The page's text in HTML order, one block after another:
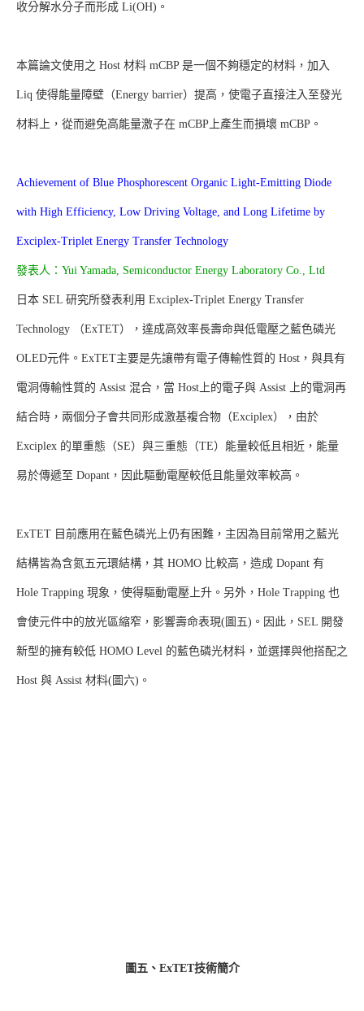
收分解水分子而形成 Li(OH)。
本篇論文使用之 Host 材料 mCBP 是一個不夠穩定的材料，加入
Liq 使得能量障壁（Energy barrier）提高，使電子直接注入至發光
材料上，從而避免高能量激子在 mCBP上產生而損壞 mCBP。
Achievement of Blue Phosphorescent Organic Light-Emitting Diode
with High Efficiency, Low Driving Voltage, and Long Lifetime by
Exciplex-Triplet Energy Transfer Technology
發表人：Yui Yamada, Semiconductor Energy Laboratory Co., Ltd
日本 SEL 研究所發表利用 Exciplex-Triplet Energy Transfer
Technology （ExTET），達成高效率長壽命與低電壓之藍色磷光
OLED元件。ExTET主要是先讓帶有電子傳輸性質的 Host，與具有
電洞傳輸性質的 Assist 混合，當 Host上的電子與 Assist 上的電洞再
結合時，兩個分子會共同形成激基複合物（Exciplex），由於
Exciplex 的單重態（SE）與三重態（TE）能量較低且相近，能量
易於傳遞至 Dopant，因此驅動電壓較低且能量效率較高。
ExTET 目前應用在藍色磷光上仍有困難，主因為目前常用之藍光
結構皆為含氮五元環結構，其 HOMO 比較高，造成 Dopant 有
Hole Trapping 現象，使得驅動電壓上升。另外，Hole Trapping 也
會使元件中的放光區縮窄，影響壽命表現(圖五)。因此，SEL 開發
新型的擁有較低 HOMO Level 的藍色磷光材料，並選擇與他搭配之
Host 與 Assist 材料(圖六)。
圖五、ExTET技術簡介